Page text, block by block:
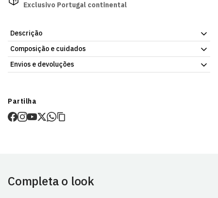
Exclusivo Portugal continental
Descrição
Bola Fluor Academy Nike, da Loja Verde Online. Acabamento
cuidado, para brincar ou para coleção. Artigo oficial do Sporting
Clube de Portugal.
Composição e cuidados
Envios e devoluções
Prazo estimado de entrega varia consoante o destino e método
de envio.
Artigos personalizados não podem ser devolvidos.
Partilha
Completa o look